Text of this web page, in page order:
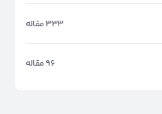
333 مقاله
96 مقاله